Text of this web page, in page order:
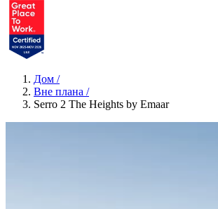
Дом /
Вне плана /
Serro 2 The Heights by Emaar